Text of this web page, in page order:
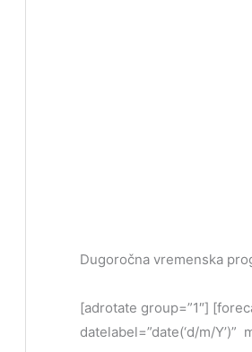
Dugoročna vremenska
[adrotate group=”1″]
datelabel=”date(‘d/m/